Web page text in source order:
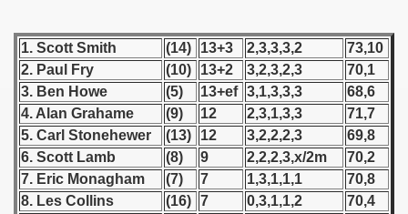
1. Scott Smith (14) 13+3 2,3,3,3,2
73,10
2. Paul Fry
(10) 13+2 3,2,3,2,3
70,1
3. Ben Howe
(5) 13+ef 3,1,3,3,3
68,6
4. Alan Grahame
(9) 12 2,3,1,3,3
71,7
5. Carl Stonehewer
(13) 12 3,2,2,2,3
69,8
6. Scott Lamb
(8) 9 2,2,2,3,x/2m
70,2
7. Eric Monagham
(7) 7 1,3,1,1,1
70,8
8. Les Collins
(16) 7 0,3,1,1,2
70,4